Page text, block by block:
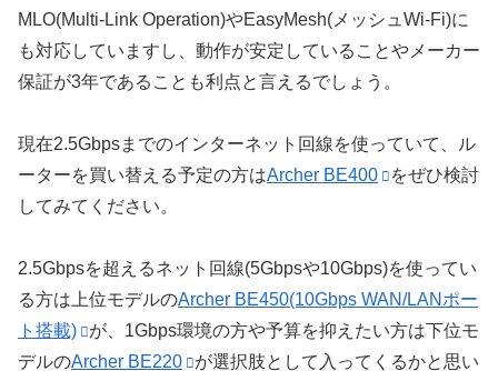
MLO(Multi-Link Operation)やEasyMesh(メッシュWi-Fi)に
も対応していますし、動作が安定していることやメーカー
保証が3年であることも利点と言えるでしょう。
現在2.5Gbpsまでのインターネット回線を使っていて、ル
ーターを買い替える予定の方はArcher BE400
をぜひ検討
してみてください。
2.5Gbpsを超えるネット回線(5Gbpsや10Gbps)を使ってい
る方は上位モデルのArcher BE450(10Gbps WAN/LANポー
ト搭載)
が、1Gbps環境の方や予算を抑えたい方は下位モ
デルのArcher BE220
が選択肢として入ってくるかと思い